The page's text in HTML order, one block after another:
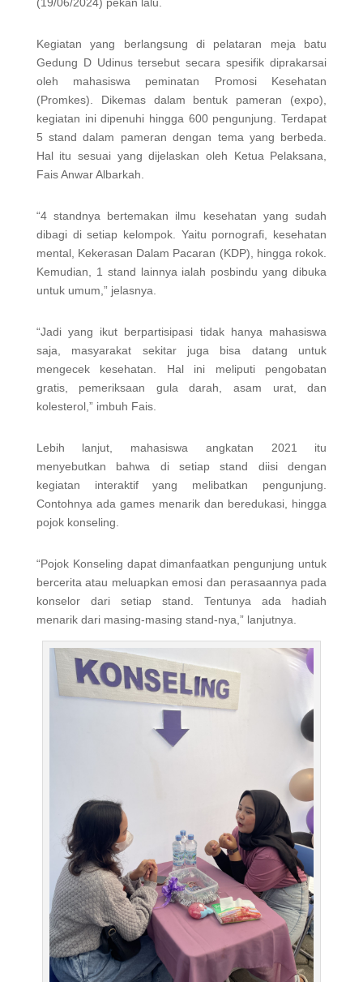
Kegiatan yang berlangsung di pelataran meja batu
Gedung D Udinus tersebut secara spesifik diprakarsai
oleh mahasiswa peminatan Promosi Kesehatan
(Promkes). Dikemas dalam bentuk pameran (expo),
kegiatan ini dipenuhi hingga 600 pengunjung. Terdapat
5 stand dalam pameran dengan tema yang berbeda.
Hal itu sesuai yang dijelaskan oleh Ketua Pelaksana,
Fais Anwar Albarkah.
“4 standnya bertemakan ilmu kesehatan yang sudah
dibagi di setiap kelompok. Yaitu pornografi, kesehatan
mental, Kekerasan Dalam Pacaran (KDP), hingga rokok.
Kemudian, 1 stand lainnya ialah posbindu yang dibuka
untuk umum,” jelasnya.
“Jadi yang ikut berpartisipasi tidak hanya mahasiswa
saja, masyarakat sekitar juga bisa datang untuk
mengecek kesehatan. Hal ini meliputi pengobatan
gratis, pemeriksaan gula darah, asam urat, dan
kolesterol,” imbuh Fais.
Lebih lanjut, mahasiswa angkatan 2021 itu
menyebutkan bahwa di setiap stand diisi dengan
kegiatan interaktif yang melibatkan pengunjung.
Contohnya ada games menarik dan beredukasi, hingga
pojok konseling.
“Pojok Konseling dapat dimanfaatkan pengunjung untuk
bercerita atau meluapkan emosi dan perasaannya pada
konselor dari setiap stand. Tentunya ada hadiah
menarik dari masing-masing stand-nya,” lanjutnya.